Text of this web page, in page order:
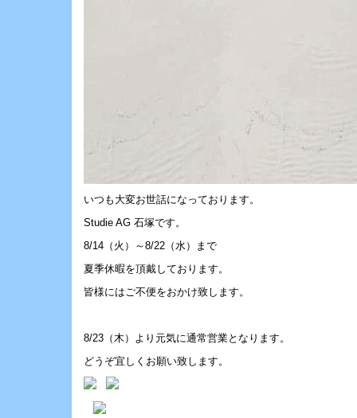
いつも大変お世話になっております。
Studie AG 石塚です。
8/14（火）～8/22（水）まで
夏季休暇を頂戴しております。
皆様にはご不便をおかけ致します。
8/23（木）より元気に通常営業となります。
どうぞ宜しくお願い致します。